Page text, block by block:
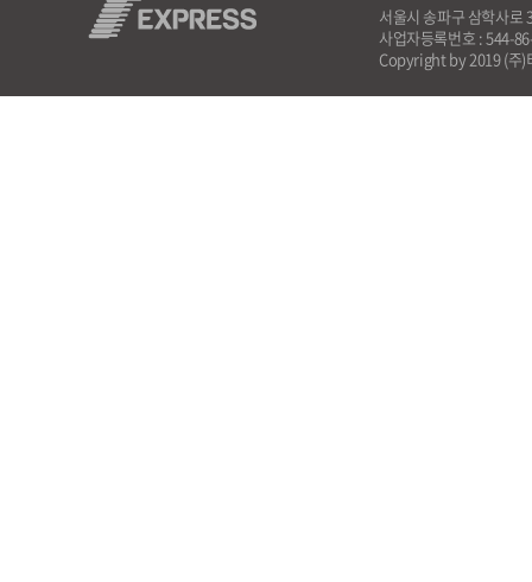
서울시 송파구 삼학사
사업자등록번호 : 544-
Copyright by 2019 (주)